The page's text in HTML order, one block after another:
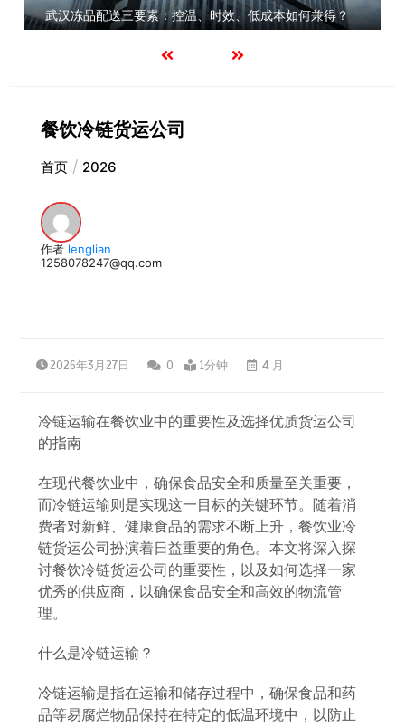
武汉冻品配送三要素：控温、时效、低成本如何兼得？
餐饮冷链货运公司
首页 2026
作者 lenglian
1258078247@qq.com
2026年3月27日 0 1分钟 4 月
冷链运输在餐饮业中的重要性及选择优质货运公司
的指南
在现代餐饮业中，确保食品安全和质量至关重要，
而冷链运输则是实现这一目标的关键环节。随着消
费者对新鲜、健康食品的需求不断上升，餐饮业冷
链货运公司扮演着日益重要的角色。本文将深入探
讨餐饮冷链货运公司的重要性，以及如何选择一家
优秀的供应商，以确保食品安全和高效的物流管
理。
什么是冷链运输？
冷链运输是指在运输和储存过程中，确保食品和药
品等易腐烂物品保持在特定的低温环境中，以防止